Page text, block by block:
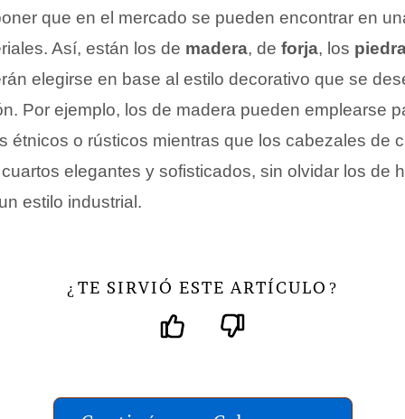
que en el mercado se pueden encontrar en
Así, están los de madera, de forja, los
elegirse en base al estilo decorativo que se
Por ejemplo, los de madera pueden emplearse
étnicos o rústicos mientras que los cabezales de
elegantes y sofisticados, sin olvidar los de
estilo industrial.
¿ TE SIRVIÓ ESTE ARTÍCULO ?